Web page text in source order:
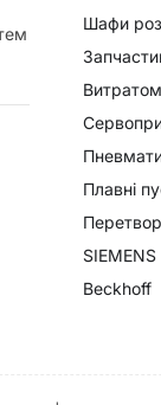
Шафи
Плавні
Beckhoff